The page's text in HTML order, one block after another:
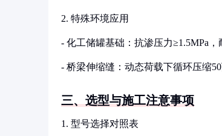
2. 特殊环境应用
- 化工储罐基础：抗渗压力≥1.5MPa，
- 桥梁伸缩缝：动态荷载下循环压缩
三、选型与施工注意事项
1. 型号选择对照表